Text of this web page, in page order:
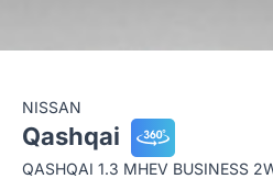
NISSAN
Qashqai
QASHQAI 1.3 MHEV BUSINESS